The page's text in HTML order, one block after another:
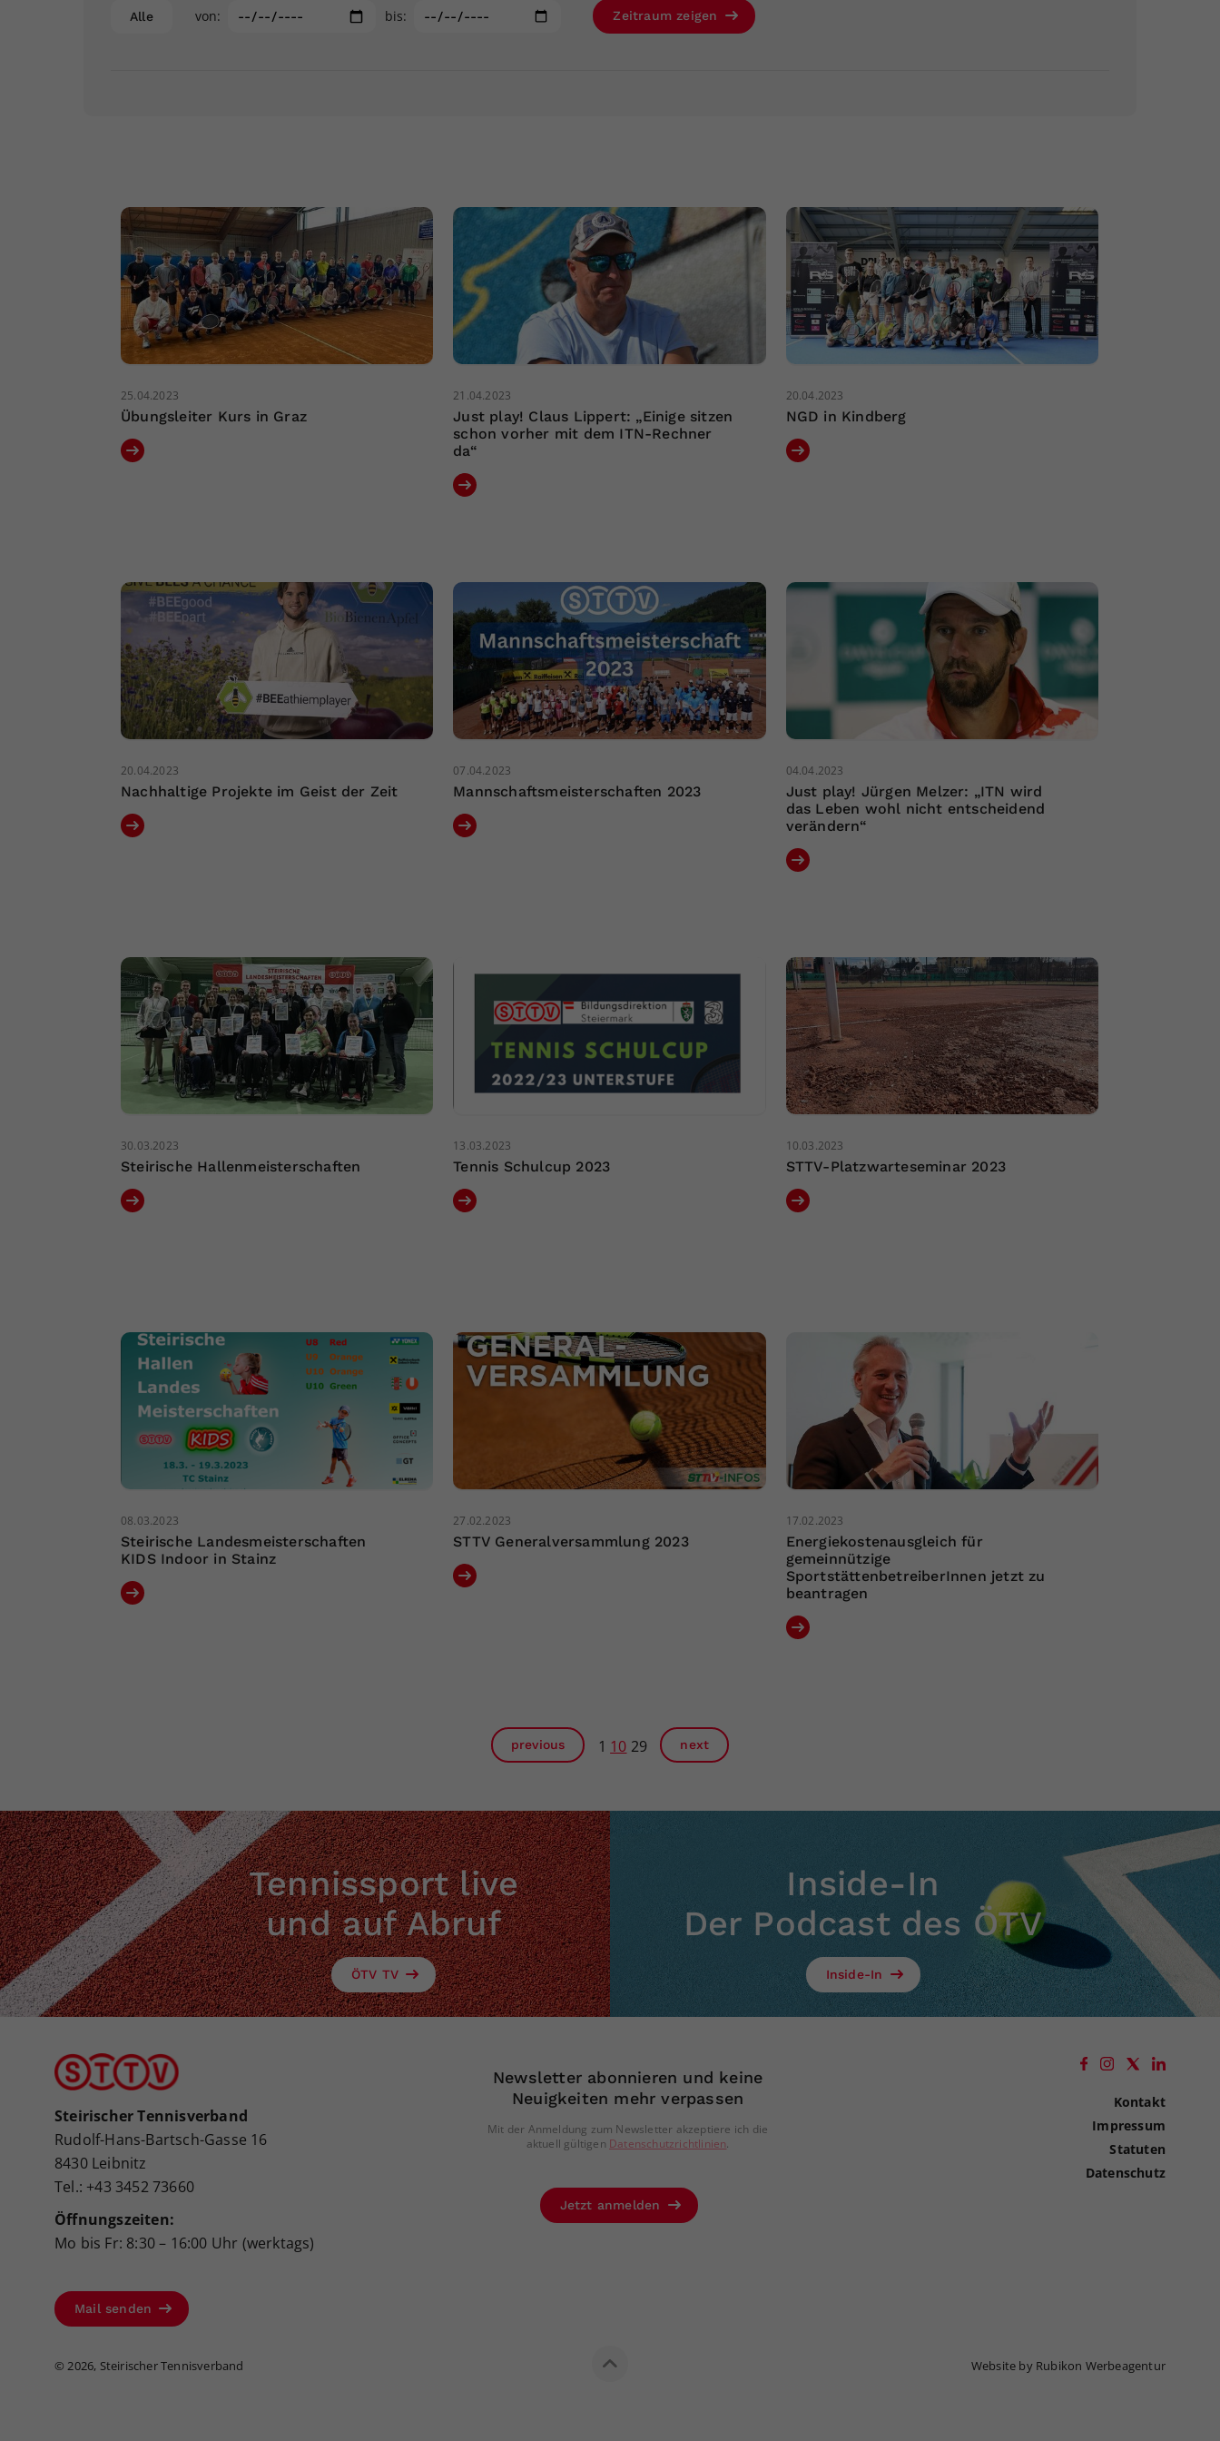
Alle von: bis: Zeitraum zeigen
25.04.2023
Übungsleiter Kurs in Graz
21.04.2023
Just play! Claus Lippert: „Einige sitzen
schon vorher mit dem ITN-Rechner
da“
20.04.2023
NGD in Kindberg
20.04.2023
Nachhaltige Projekte im Geist der Zeit
07.04.2023
Mannschaftsmeisterschaften 2023
04.04.2023
Just play! Jürgen Melzer: „ITN wird
das Leben wohl nicht entscheidend
verändern“
30.03.2023
Steirische Hallenmeisterschaften
13.03.2023
Tennis Schulcup 2023
10.03.2023
STTV-Platzwarteseminar 2023
08.03.2023
Steirische Landesmeisterschaften
KIDS Indoor in Stainz
27.02.2023
STTV Generalversammlung 2023
17.02.2023
Energiekostenausgleich für
gemeinnützige
SportstättenbetreiberInnen jetzt zu
beantragen
previous 1 10 29 next
Tennissport live
und auf Abruf
ÖTV TV
Inside-In
Der Podcast des ÖTV
Inside-In
Steirischer Tennisverband
Rudolf-Hans-Bartsch-Gasse 16
8430 Leibnitz
Tel.: +43 3452 73660
Öffnungszeiten:
Mo bis Fr: 8:30 – 16:00 Uhr (werktags)
Mail senden
Newsletter abonnieren und keine
Neuigkeiten mehr verpassen
Mit der Anmeldung zum Newsletter akzeptiere ich die
aktuell gültigen Datenschutzrichtlinien.
Jetzt anmelden
Kontakt
Impressum
Statuten
Datenschutz
©2026, Steirischer Tennisverband Website by Rubikon Werbeagentur
Ihrer vorgenommen Einstellungen, falls der